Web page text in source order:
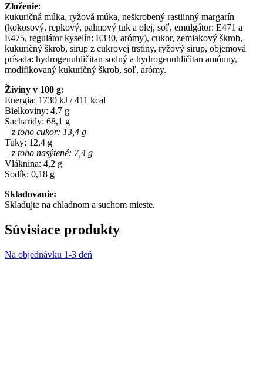
Zloženie:
kukuričná múka, ryžová múka, neškrobený rastlinný margarín
(kokosový, repkový, palmový tuk a olej, soľ, emulgátor: E471 a
E475, regulátor kyselín: E330, arómy), cukor, zemiakový škrob,
kukuričný škrob, sirup z cukrovej trstiny, ryžový sirup, objemová
prísada: hydrogenuhličitan sodný a hydrogenuhličitan amónny,
modifikovaný kukuričný škrob, soľ, arómy.
Živiny v 100 g:
Energia: 1730 kJ / 411 kcal
Bielkoviny: 4,7 g
Sacharidy: 68,1 g
– z toho cukor: 13,4 g
Tuky: 12,4 g
– z toho nasýtené: 7,4 g
Vláknina: 4,2 g
Sodík: 0,18 g
Skladovanie:
Skladujte na chladnom a suchom mieste.
Súvisiace produkty
Na objednávku 1-3 deň